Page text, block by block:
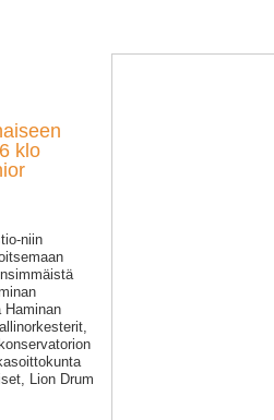
klo
niin
Haminan
Lion Drum